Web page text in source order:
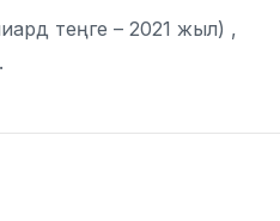
теңге – 2021 жыл) ,